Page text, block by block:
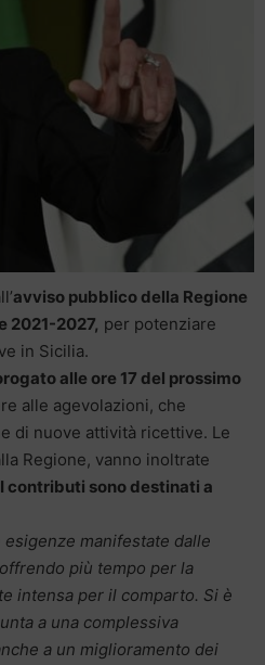
avviso pubblico della Regione
2021-2027, per potenziare
in Sicilia.
alle ore 17 del prossimo
alle agevolazioni, che
di nuove attività ricettive. Le
Regione, vanno inoltrate
I contributi sono destinati a
manifestate dalle
più tempo per la
intensa per il comparto. Si è
a una complessiva
a un miglioramento dei